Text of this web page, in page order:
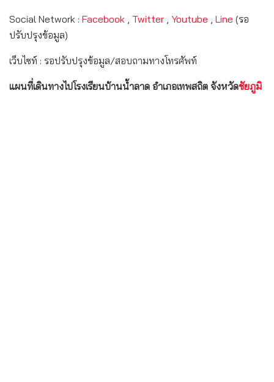
Social Network : Facebook , Twitter , Youtube , Line (รอ
ปรับปรุงข้อมูล)
เว็บไซท์ : รอปรับปรุงข้อมูล/สอบถามทางโทรศัพท์
แผนที่เดินทางไปโรงเรียนบ้านน้ำลาด อำเภอเทพสถิต จังหวัดชัยภูมิ